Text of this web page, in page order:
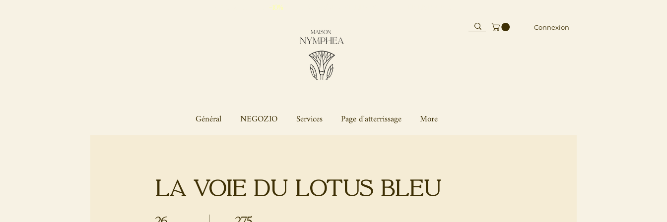
-10%
Connexion
Général NEGOZIO Services Page d'atterrissage More
La voie du Lotus Bleu
26 settimane 275 step